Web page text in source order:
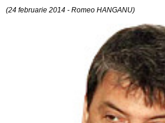
(24 februarie 2014 - Romeo HANGANU)